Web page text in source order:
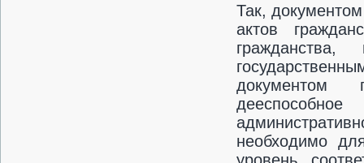
Так,
актов
документом
необходимо